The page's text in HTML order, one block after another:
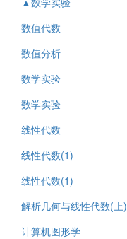
数值代数
数值分析
数学实验
数学实验
线性代数
线性代数(1)
线性代数(1)
解析几何与线性代数(上)
计算机图形学